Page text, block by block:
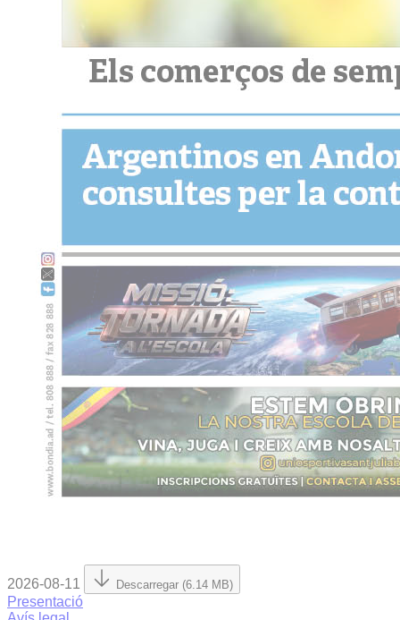
2026-08-11 Descarregar (6.14 MB)
Presentació